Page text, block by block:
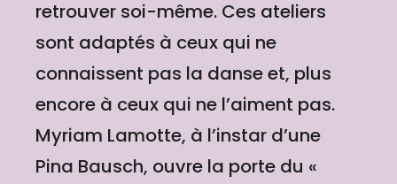
retrouver soi-même. Ces ateliers
sont adaptés à ceux qui ne
connaissent pas la danse et, plus
encore à ceux qui ne l’aiment pas.
Myriam Lamotte, à l’instar d’une
Pina Bausch, ouvre la porte du «